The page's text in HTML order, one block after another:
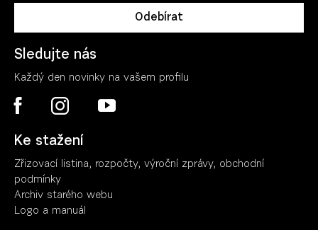
Sledujte nás
Každý den novinky na vašem profilu
Ke stažení
Zřizovací listina, rozpočty, výroční zprávy, obchodní
podmínky
Archiv starého webu
Logo a manuál